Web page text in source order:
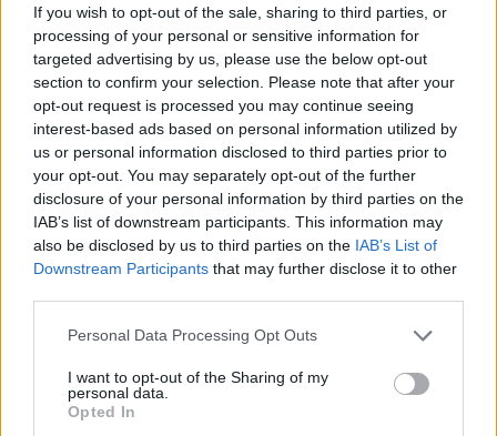
If you wish to opt-out of the sale, sharing to third parties, or
processing of your personal or sensitive information for
targeted advertising by us, please use the below opt-out
section to confirm your selection. Please note that after your
opt-out request is processed you may continue seeing
interest-based ads based on personal information utilized by
us or personal information disclosed to third parties prior to
your opt-out. You may separately opt-out of the further
disclosure of your personal information by third parties on the
IAB’s list of downstream participants. This information may
also be disclosed by us to third parties on the IAB’s List of
Downstream Participants that may further disclose it to other
Please note that this website/app uses one or more Google
not limited to your visit or usage behaviour. You may click to
grant or deny consent to Google and its third-party tags to
use your data for below specified purposes in below Google
Personal Data Processing Opt Outs
I want to opt-out of the Sharing of my
personal data.
Opted In
Αλλά οι Ρώσοι, εκείνα τα εκατοντάδες μισθωμένα επιβατικά
αεροσκάφη θα τα επιστρέψουν, μαζί με την προβλεπομένη
αποζημίωση χρήσεως και τις κατεπεσούσες ποινικές ρήτρες;
Διότι άλλως βλέπω τους εκμισθωτές να πηγαίνουν με
εκτελεστούς τίτλους και να κατάσχουν εκείνοι τα δεσμευμένα
περιουσιακά στοιχεία της Ρωσίας (και μη μου πει κάποιος ότι
είναι χρέη της Αεροφλότ και όχι της Ρωσικής Ομοσπονδίας, τα
θέματα του piercing rhe corporate veil είναι αρκετά καλά
δουλεμένα εδώ και δεκαετίες, και μιλώ μετά λόγου γνώσεως).
Reply
17 Φεβρουαρίου 2023 12:23
#483984